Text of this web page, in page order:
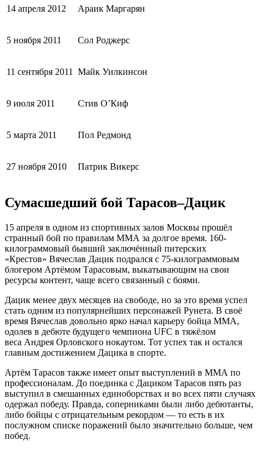
14 апреля 2012 Араик Маргарян
5 ноября 2011 Сол Роджерс
11 сентября 2011 Майк Уилкинсон
9 июля 2011 Стив О’Киф
5 марта 2011 Пол Редмонд
27 ноября 2010 Патрик Викерс
Сумасшедший бой Тарасов–Дацик
15 апреля в одном из спортивных залов Москвы прошёл
странный бой по правилам ММА за долгое время. 160-
килограммовый бывший заключённый питерских
«Крестов» Вячеслав Дацик подрался с 75-килограммовым
блогером Артёмом Тарасовым, выкатывающим на свои
ресурсы контент, чаще всего связанный с боями.
Дацик менее двух месяцев на свободе, но за это время успел
стать одним из популярнейших персонажей Рунета. В своё
время Вячеслав довольно ярко начал карьеру бойца ММА,
одолев в дебюте будущего чемпиона UFC в тяжёлом
веса Андрея Орловского нокаутом. Тот успех так и остался
главным достижением Дацика в спорте.
Артём Тарасов также имеет опыт выступлений в ММА по
профессионалам. До поединка с Дациком Тарасов пять раз
выступил в смешанных единоборствах и во всех пяти случаях
одержал победу. Правда, соперниками были либо дебютанты,
либо бойцы с отрицательным рекордом — то есть в их
послужном списке поражений было значительно больше, чем
побед.